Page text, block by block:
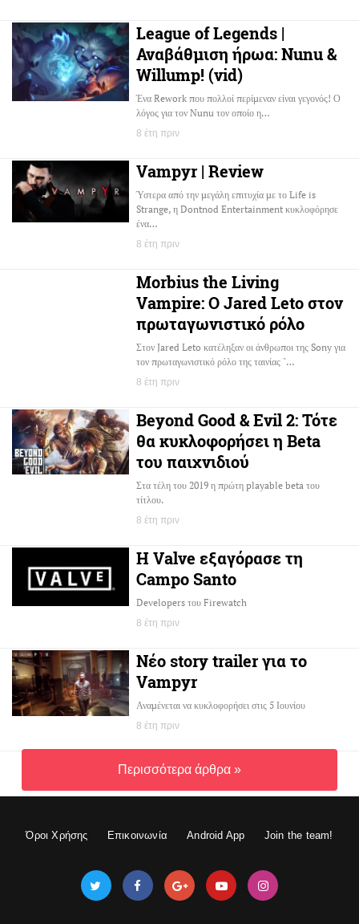
League of Legends |
Αναβάθμιση ήρωα: Nunu &
Willump! (vid)
Ένα Rework που πολλοί περίμεναν είναι γεγονός! Ο
λόγος για τον Nunu τον οποίο η…
8 έτη πριν
Vampyr | Review
Ύστερα από την μεγάλη επιτυχία με το Life is
Strange, η Dontnod Entertainment κυκλοφόρησε
ένα…
8 έτη πριν
Morbius the Living
Vampire: Ο Jared Leto στον
πρωταγωνιστικό ρόλο
Στον Jared Leto κατέληξαν οι άνθρωποι της Sony για
τον πρωταγωνιστικό ρόλο της ταινίας "…
8 έτη πριν
Beyond Good & Evil 2: Τότε
θα κυκλοφορήσει η Beta
του παιχνιδιού
Στα τέλη του 2019 η πρώτη playable beta του
τίτλου.
8 έτη πριν
Η Valve εξαγόρασε τη
Campo Santo
Developers του Firewatch
8 έτη πριν
Νέο story trailer για το
Vampyr
Αναμένεται να κυκλοφορήσει στις 5 Ιουνίου
8 έτη πριν
Περισσότερα άρθρα »
Όροι Χρήσης Επικοινωνία Android App Join the team!